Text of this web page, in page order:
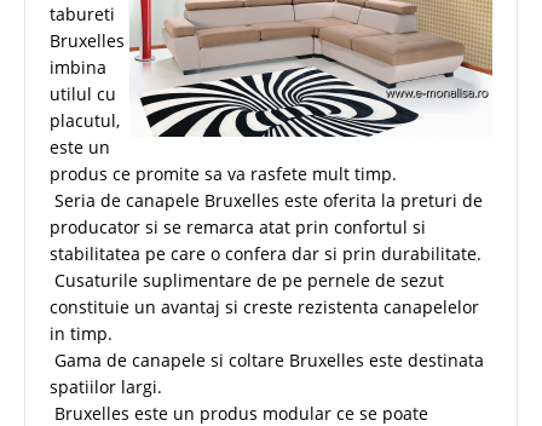
tabureti
Bruxelles
imbina
utilul cu
placutul,
este un
produs ce promite sa va rasfete mult timp.
Seria de canapele Bruxelles este oferita la preturi de
producator si se remarca atat prin confortul si
stabilitatea pe care o confera dar si prin durabilitate.
Cusaturile suplimentare de pe pernele de sezut
constituie un avantaj si creste rezistenta canapelelor
in timp.
Gama de canapele si coltare Bruxelles este destinata
spatiilor largi.
Bruxelles este un produs modular ce se poate